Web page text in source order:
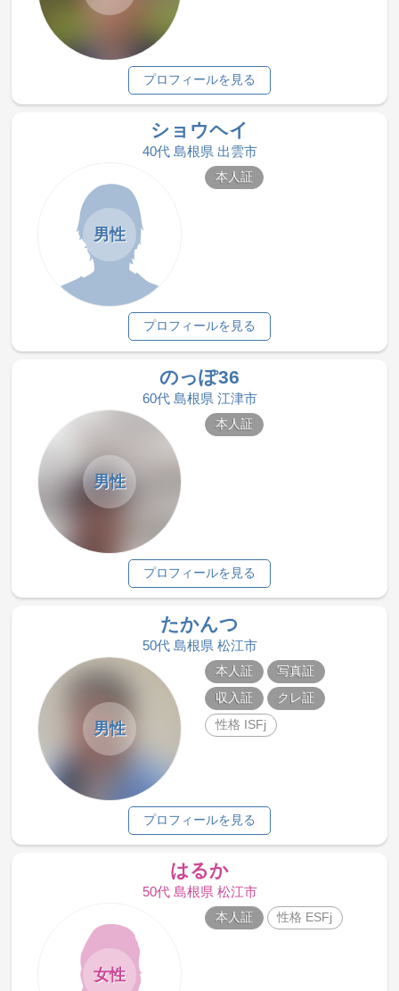
プロフィールを見る
ショウヘイ
40代 島根県 出雲市
男性
本人証
プロフィールを見る
のっぽ36
60代 島根県 江津市
男性
本人証
プロフィールを見る
たかんつ
50代 島根県 松江市
男性
本人証
写真証
収入証
クレ証
性格 ISFj
プロフィールを見る
はるか
50代 島根県 松江市
女性
本人証 性格 ESFj